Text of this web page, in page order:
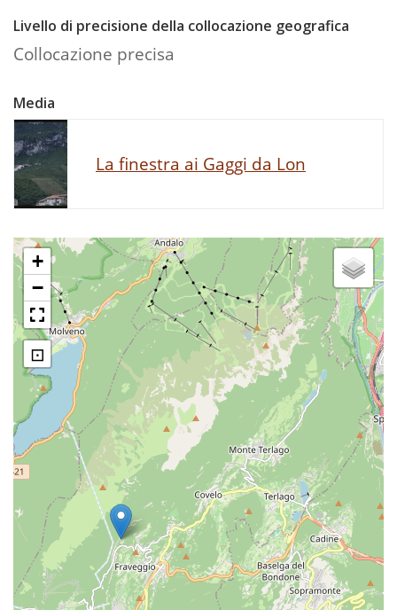
Livello di precisione della collocazione geografica
Collocazione precisa
Media
La finestra ai Gaggi da Lon
+
−
⊡